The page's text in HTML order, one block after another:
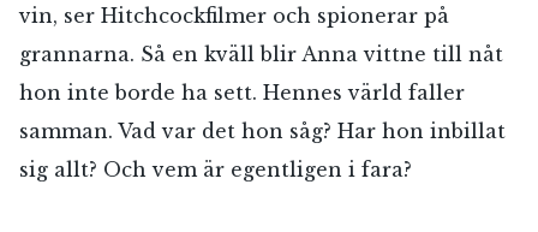
vin, ser Hitchcockfilmer och spionerar på
grannarna. Så en kväll blir Anna vittne till nåt
hon inte borde ha sett. Hennes värld faller
samman. Vad var det hon såg? Har hon inbillat
sig allt? Och vem är egentligen i fara?